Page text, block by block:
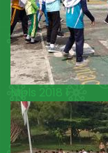
Mpls 2018 1